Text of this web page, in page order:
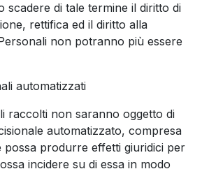
scadere di tale termine il diritto di
rettifica ed il diritto alla
non potranno più essere
automatizzati
raccolti non saranno oggetto di
automatizzato, compresa
possa produrre effetti giuridici per
incidere su di essa in modo